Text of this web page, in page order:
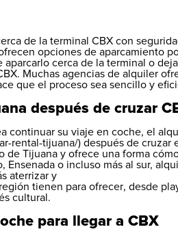
de la terminal CBX con
opciones de aparcamiento
cerca de la terminal o
Muchas agencias de alquiler
que el proceso sea sencillo y
después de cruzar
continuar su viaje en coche, el
rental-tijuana/) después de cruzar
de Tijuana y ofrece una forma
Ensenada o incluso más al sur,
aterrizar y
tienen para ofrecer, desde
cultural.
para llegar a CBX